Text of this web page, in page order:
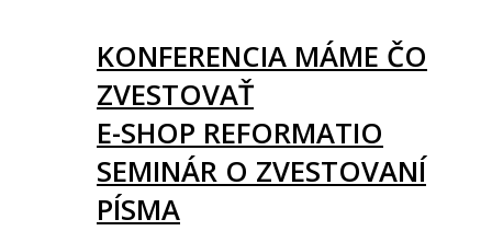
KONFERENCIA MÁME ČO
ZVESTOVAŤ
E-SHOP REFORMATIO
SEMINÁR O ZVESTOVANÍ
PÍSMA